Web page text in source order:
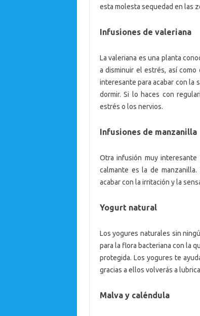
esta molesta sequedad en las
Infusiones de valeriana
La valeriana es una planta
a disminuir el estrés, así
interesante para acabar con la
dormir. Si lo haces con
estrés o los nervios.
Infusiones de manzanilla
Otra infusión muy
calmante es la de
acabar con la irritación y la
Yogurt natural
Los yogures naturales sin
para la flora bacteriana con la
protegida. Los yogures te
gracias a ellos volverás a
Malva y caléndula